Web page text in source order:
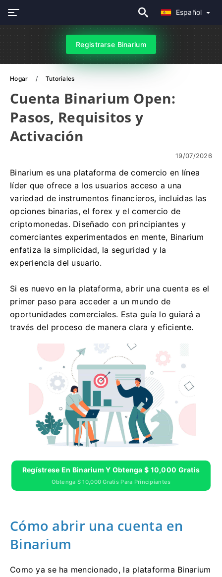
Español
Registrarse Binarium
Hogar Tutoriales
Cuenta Binarium Open:
Pasos, Requisitos y
Activación
19/07/2026
Binarium es una plataforma de comercio en línea
líder que ofrece a los usuarios acceso a una
variedad de instrumentos financieros, incluidas las
opciones binarias, el forex y el comercio de
criptomonedas. Diseñado con principiantes y
comerciantes experimentados en mente, Binarium
enfatiza la simplicidad, la seguridad y la
experiencia del usuario.
Si es nuevo en la plataforma, abrir una cuenta es el
primer paso para acceder a un mundo de
oportunidades comerciales. Esta guía lo guiará a
través del proceso de manera clara y eficiente.
Regístrese En Binarium Y Obtenga $ 10,000 Gratis
Obtenga $ 10,000 Gratis Para Principiantes
Cómo abrir una cuenta en
Binarium
Como ya se ha mencionado, la plataforma Binarium